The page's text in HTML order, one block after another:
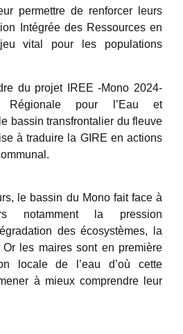
permettre de renforcer leurs
Intégrée des Ressources en
vital pour les populations
du projet IREE -Mono 2024-
pour l’Eau et
bassin transfrontalier du fleuve
à traduire la GIRE en actions
le bassin du Mono fait face à
notamment la pression
des écosystèmes, la
les maires sont en première
locale de l’eau d’où cette
à mieux comprendre leur